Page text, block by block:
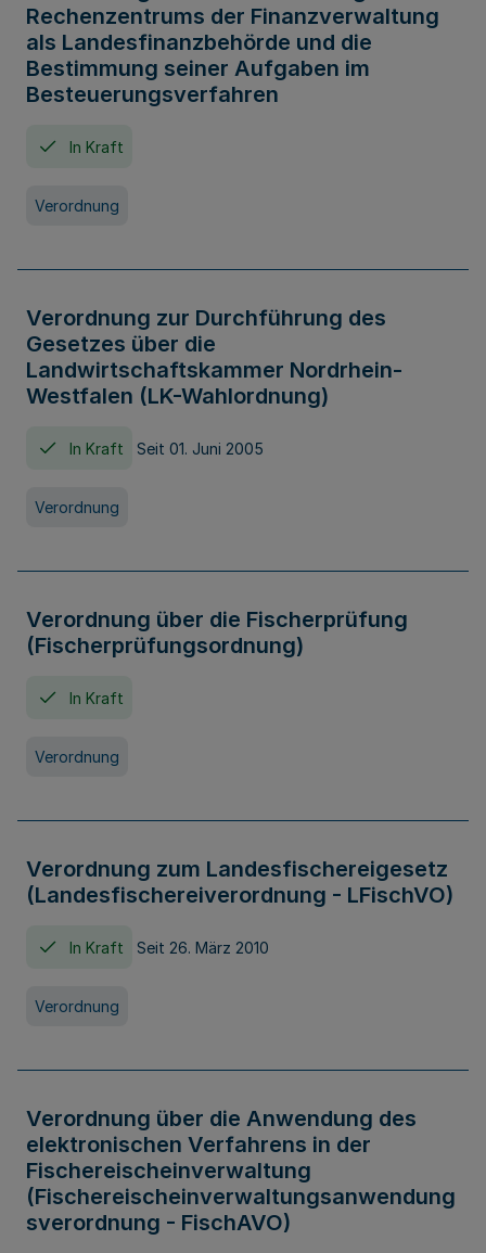
Rechenzentrums der Finanzverwaltung
als Landesfinanzbehörde und die
Bestimmung seiner Aufgaben im
Besteuerungsverfahren
In Kraft
Verordnung
Verordnung zur Durchführung des
Gesetzes über die
Landwirtschaftskammer Nordrhein-
Westfalen (LK-Wahlordnung)
In Kraft Seit 01. Juni 2005
Verordnung
Verordnung über die Fischerprüfung
(Fischerprüfungsordnung)
In Kraft
Verordnung
Verordnung zum Landesfischereigesetz
(Landesfischereiverordnung - LFischVO)
In Kraft Seit 26. März 2010
Verordnung
Verordnung über die Anwendung des
elektronischen Verfahrens in der
Fischereischeinverwaltung
(Fischereischeinverwaltungsanwendung
sverordnung - FischAVO)